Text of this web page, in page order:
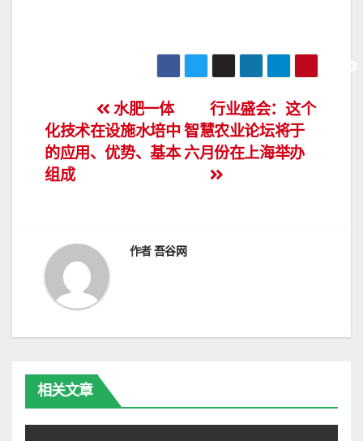
文
章
导
行业盛会：这个
智慧农业论坛将于
六月份在上海举办
水肥一体
化技术在设施水培中
的应用、优势、基本
组成
作者吾谷网
相关文章